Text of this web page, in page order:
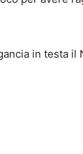
in testa il